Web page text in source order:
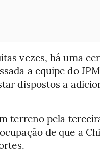
vezes, há uma
a equipe do
dispostos a
terreno pela
de que a